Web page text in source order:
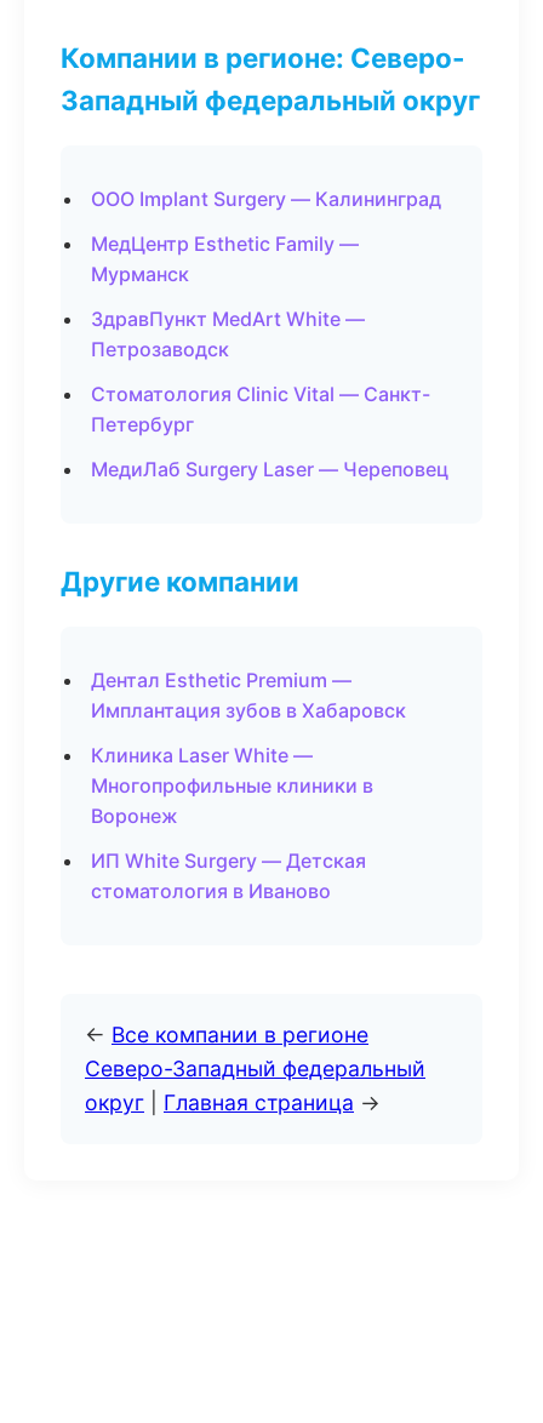
Компании в регионе: Северо-
Западный федеральный округ
ООО Implant Surgery — Калининград
МедЦентр Esthetic Family —
Мурманск
ЗдравПункт MedArt White —
Петрозаводск
Стоматология Clinic Vital — Санкт-
Петербург
МедиЛаб Surgery Laser — Череповец
Другие компании
Дентал Esthetic Premium —
Имплантация зубов в Хабаровск
Клиника Laser White —
Многопрофильные клиники в
Воронеж
ИП White Surgery — Детская
стоматология в Иваново
← Все компании в регионе
Северо-Западный федеральный
округ
Главная страница →